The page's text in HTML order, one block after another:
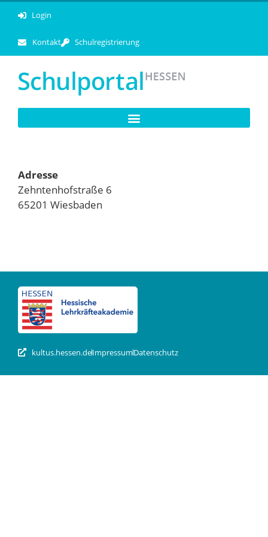
Login
Kontakt Schulregistrierung
Adresse
Zehntenhofstraße 6
65201 Wiesbaden
kultus.hessen.deImpressumDatenschutz